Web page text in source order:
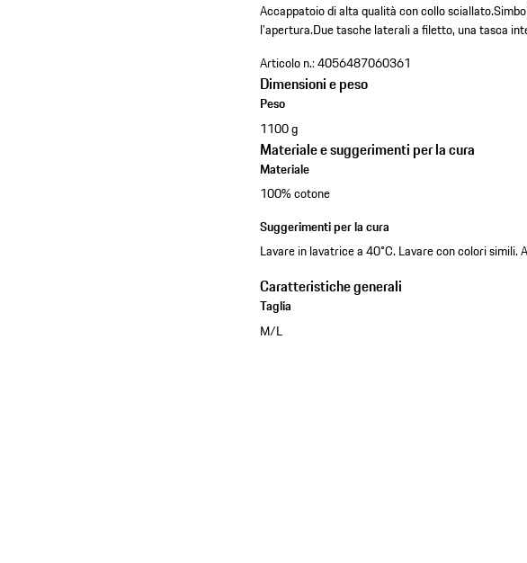
Accappatoio di alta qualità con collo sciallato.
l'apertura.Due tasche laterali a filetto, una tasca
Articolo n.:4056487060361
Dimensioni e peso
Peso
1100 g
Materiale e suggerimenti per la cura
Materiale
100% cotone
Suggerimenti per la cura
Lavare in lavatrice a 40°C. Lavare con colori
Caratteristiche generali
Taglia
M/L